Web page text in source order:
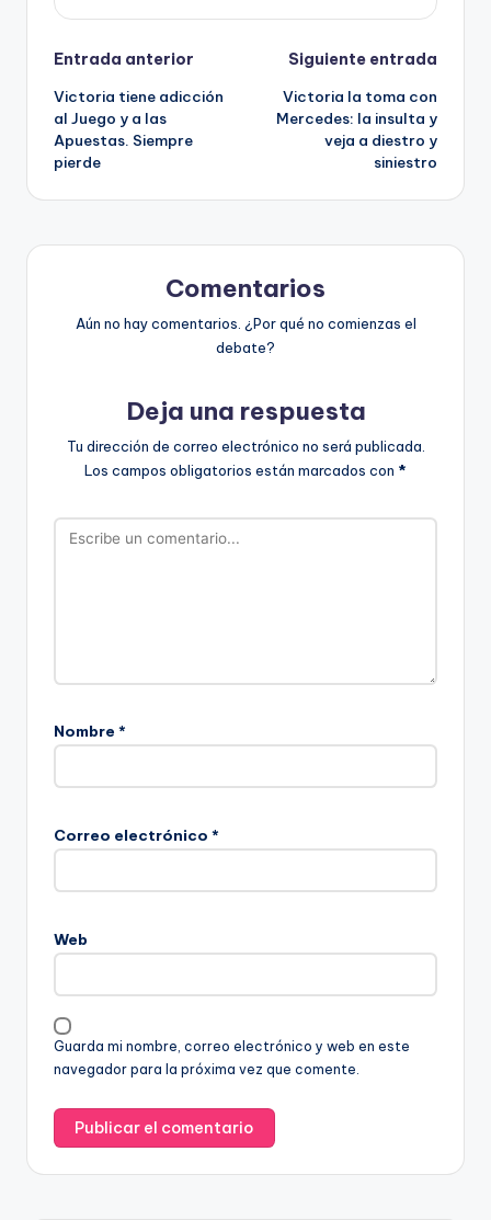
Navegación
de
entradas
Entrada anterior
Victoria tiene adicción
al Juego y a las
Apuestas. Siempre
pierde
Siguiente entrada
Victoria la toma con
Mercedes: la insulta y
veja a diestro y
siniestro
Comentarios
Aún no hay comentarios. ¿Por qué no comienzas el
debate?
Deja una respuesta
Tu dirección de correo electrónico no será publicada.
Los campos obligatorios están marcados con *
Nombre *
Correo electrónico *
Web
Guarda mi nombre, correo electrónico y web en este
navegador para la próxima vez que comente.